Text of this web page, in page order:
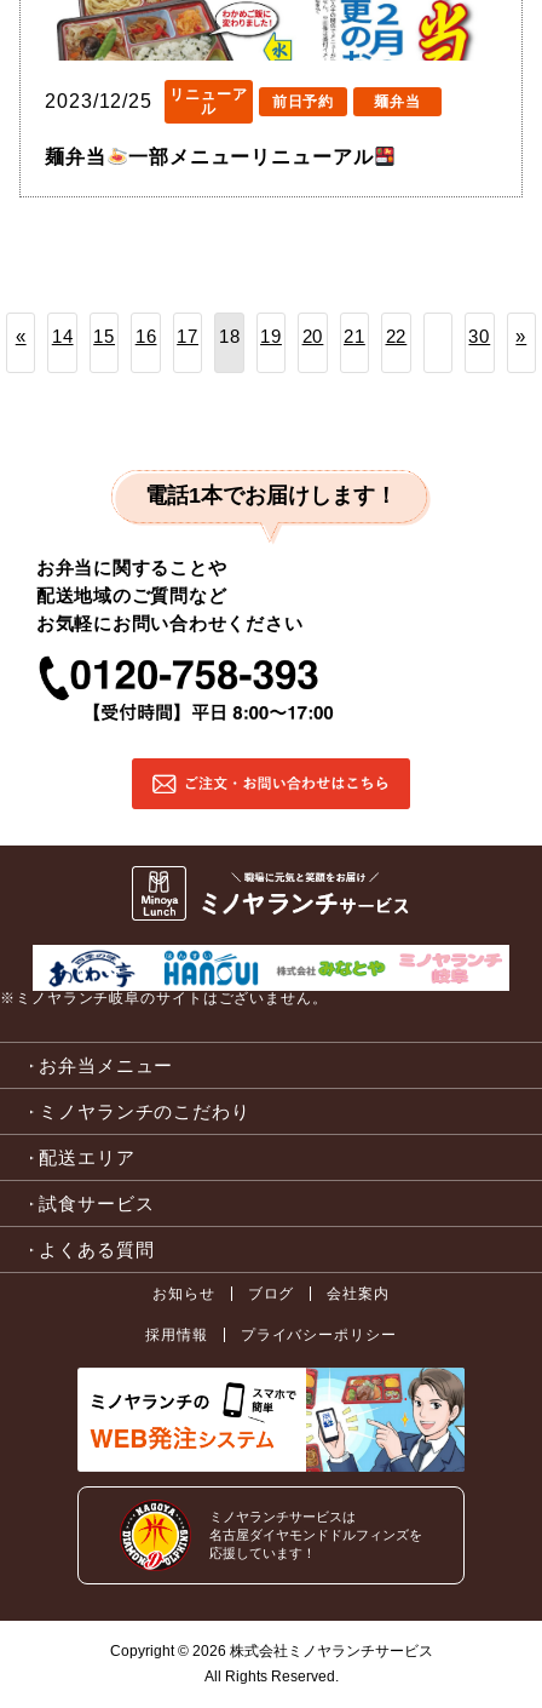
2023/12/25
リニューア
ル
前日予約 麺弁当
麺弁当 一部メニューリニューアル
« 14 15 16 17 18 19 20 21 22 30 »
電話1本でお届けします！
お弁当に関することや
配送地域のご質問など
お気軽にお問い合わせください
※ミノヤランチ岐阜のサイトはございません。
お弁当メニュー
ミノヤランチのこだわり
配送エリア
試食サービス
よくある質問
お知らせ ブログ 会社案内
採用情報 プライバシーポリシー
ミノヤランチサービスは
名古屋ダイヤモンドドルフィンズを
応援しています！
Copyright © 2026 株式会社ミノヤランチサービス
All Rights Reserved.